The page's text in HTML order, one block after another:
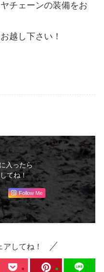
チェーンの装備をお
越し下さい！
入ったら
てね！
Follow Me
してね！